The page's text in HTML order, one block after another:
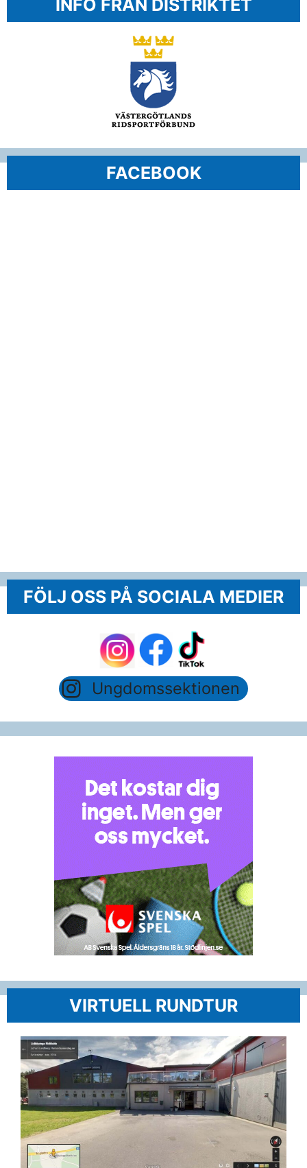
INFO FRÅN DISTRIKTET
FACEBOOK
FÖLJ OSS PÅ SOCIALA MEDIER
Ungdomssektionen
VIRTUELL RUNDTUR